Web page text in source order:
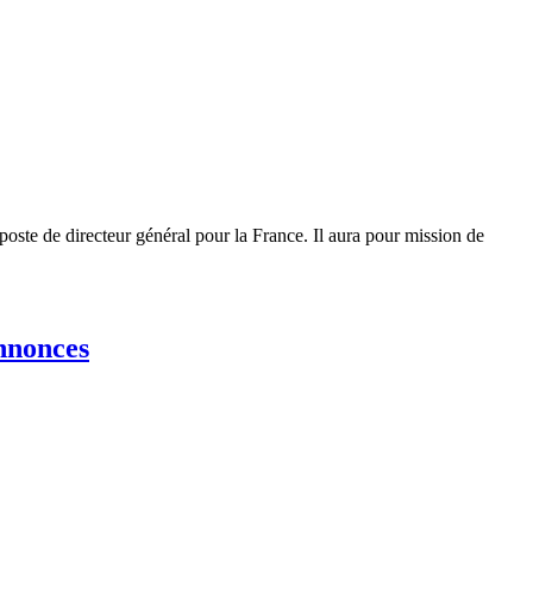
de directeur général pour la France. Il aura pour mission de